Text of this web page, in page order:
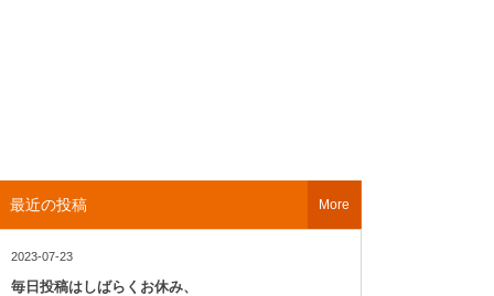
最近の投稿
2023-07-23
毎日投稿はしばらくお休み、
More